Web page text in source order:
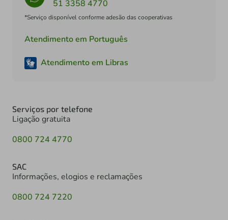
51 3358 4770
*Serviço disponível conforme adesão das cooperativas
Atendimento em Português
Atendimento em Libras
Serviços por telefone
Ligação gratuita
0800 724 4770
SAC
Informações, elogios e reclamações
0800 724 7220